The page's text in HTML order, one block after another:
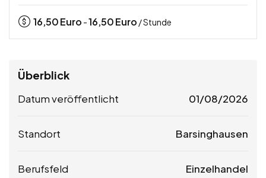
16,50Euro -16,50Euro / Stunde
Überblick
Datum veröffentlicht 01/08/2026
Standort Barsinghausen
Berufsfeld Einzelhandel